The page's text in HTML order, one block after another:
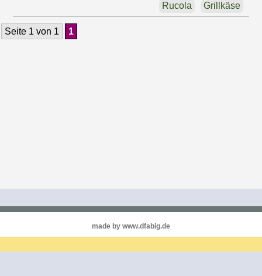
Grillkäse
Rucola
Seite 1 von 1 1
made by www.dfabig.de